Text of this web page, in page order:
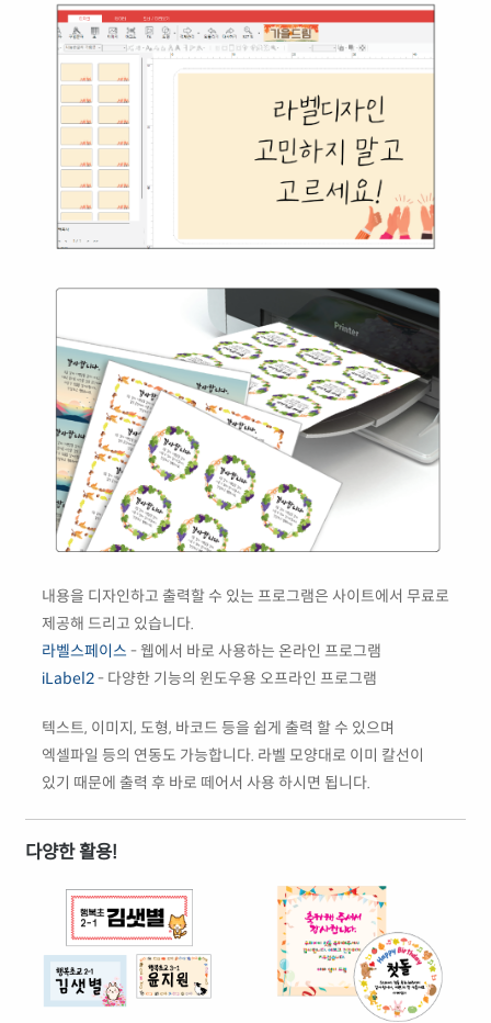
내용을 디자인하고 출력할 수 있는 프로그램은 사이트에서 무료로
제공해 드리고 있습니다.
라벨스페이스 - 웹에서 바로 사용하는 온라인 프로그램
iLabel2- 다양한 기능의 윈도우용 오프라인 프로그램
텍스트, 이미지, 도형, 바코드 등을 쉽게 출력 할 수 있으며
엑셀파일 등의 연동도 가능합니다. 라벨 모양대로 이미 칼선이
있기 때문에 출력 후 바로 떼어서 사용 하시면 됩니다.
다양한 활용!